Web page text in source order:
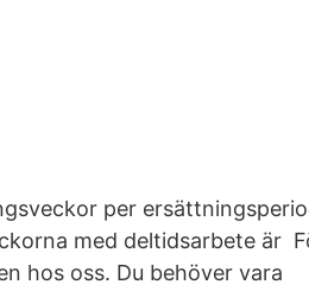
per
med deltidsarbete är
hos oss. Du behöver vara